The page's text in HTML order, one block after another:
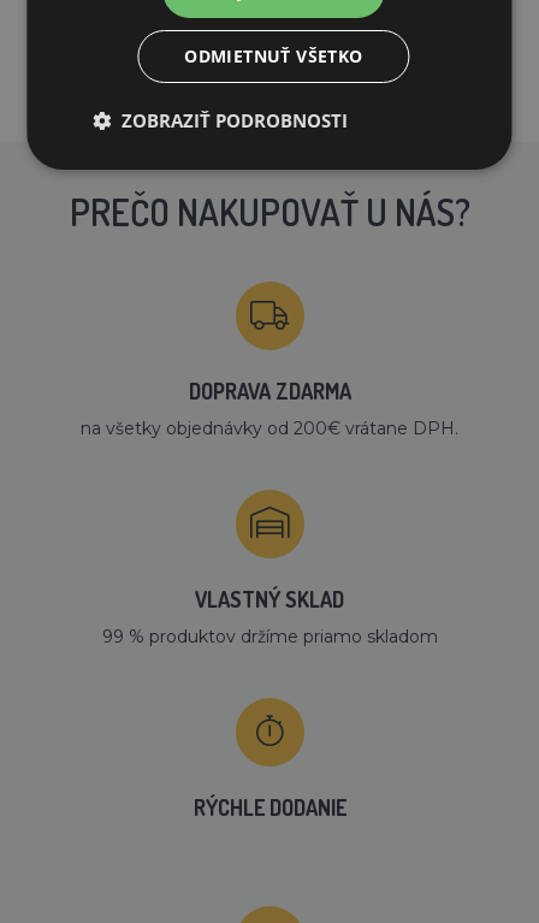
PREČO NAKUPOVAŤ U NÁS?
DOPRAVA ZDARMA
na všetky objednávky od 200€ vrátane DPH.
VLASTNÝ SKLAD
99 % produktov držíme priamo skladom
RÝCHLE DODANIE
ODMIETNUŤ VŠETKO
ZOBRAZIŤ PODROBNOSTI